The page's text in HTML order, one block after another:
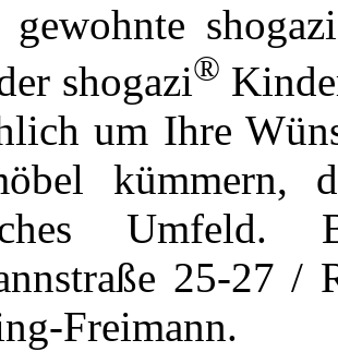
shogazi
shogazi®
um Ihre
kümmern,
25-27 /
Freimann.